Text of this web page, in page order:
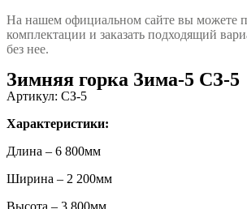
На нашем официальном сайте вы можете
комплектации и заказать подходящий
без нее.
Зимняя горка Зима-5 СЗ-5
Артикул: СЗ-5
Характеристики:
Длина – 6 800мм
Ширина – 2 200мм
Высота – 3 800мм